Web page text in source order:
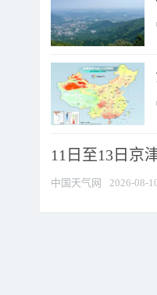
11日至13日京
中国天气网 2026-08-